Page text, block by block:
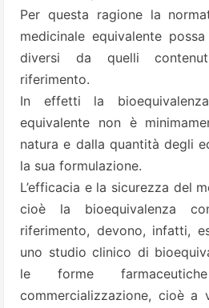
Per questa ragione la
medicinale equivalente
diversi da quelli
riferimento.
In effetti la
equivalente non è
natura e dalla quantità degli
la sua formulazione.
L’efficacia e la sicurezza del
cioè la bioequivalenza
riferimento, devono, infatti,
uno studio clinico di
le forme
commercializzazione, cioè a